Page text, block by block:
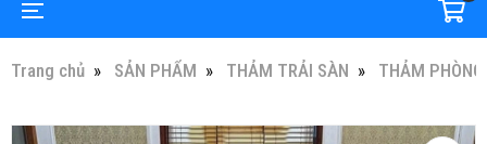
Trang chủ SẢN PHẨM THẢM TRẢI SÀN THẢM